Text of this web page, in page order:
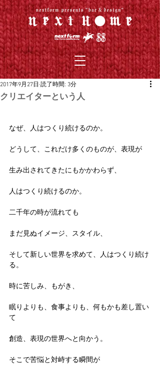
クリエイターという人
2017年9月27日 読了時間: 3分
なぜ、人はつくり続けるのか。
どうして、これだけ多くのものが、表現が
生み出されてきたにもかかわらず、
人はつくり続けるのか。
二千年の時が流れても
まだ見ぬイメージ、スタイル、
そして新しい世界を求めて、人はつくり続け
る。
時に苦しみ、もがき、
眠りよりも、食事よりも、何もかも差し置い
て
創造、表現の世界へと向かう。
そこで苦悩と対峙する瞬間が